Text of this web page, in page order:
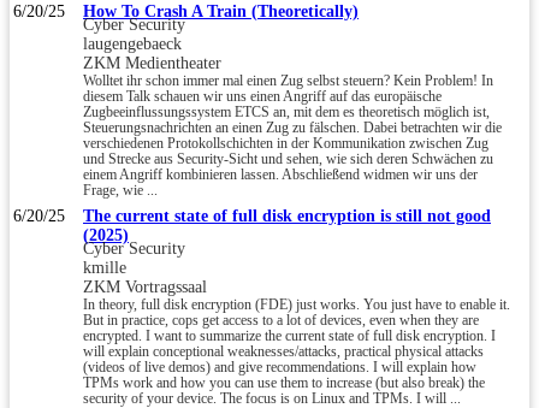
6/20/25 How To Crash A Train (Theoretically)
Cyber Security
laugengebaeck
ZKM Medientheater
Wolltet ihr schon immer mal einen Zug selbst steuern? Kein Problem! In
diesem Talk schauen wir uns einen Angriff auf das europäische
Zugbeeinflussungssystem ETCS an, mit dem es theoretisch möglich ist,
Steuerungsnachrichten an einen Zug zu fälschen. Dabei betrachten wir die
verschiedenen Protokollschichten in der Kommunikation zwischen Zug
und Strecke aus Security-Sicht und sehen, wie sich deren Schwächen zu
einem Angriff kombinieren lassen. Abschließend widmen wir uns der
Frage, wie ...
6/20/25
The current state of full disk encryption is still not good
(2025)
Cyber Security
kmille
ZKM Vortragssaal
In theory, full disk encryption (FDE) just works. You just have to enable it.
But in practice, cops get access to a lot of devices, even when they are
encrypted. I want to summarize the current state of full disk encryption. I
will explain conceptional weaknesses/attacks, practical physical attacks
(videos of live demos) and give recommendations. I will explain how
TPMs work and how you can use them to increase (but also break) the
security of your device. The focus is on Linux and TPMs. I will ...